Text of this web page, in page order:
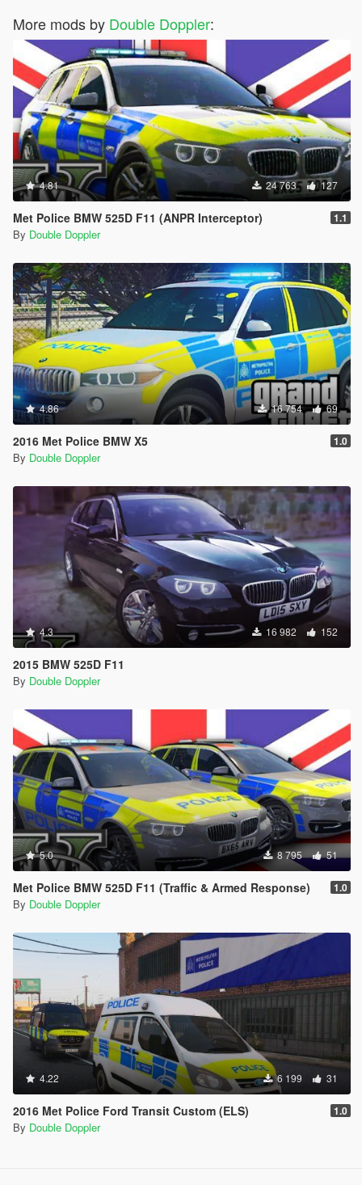
More mods by Double Doppler:
4.81 24 763 127
Met Police BMW 525D F11 (ANPR Interceptor) 1.1
By Double Doppler
4.86 16 754 69
2016 Met Police BMW X5 1.0
By Double Doppler
4.3 16 982 152
2015 BMW 525D F11
By Double Doppler
5.0 8 795 51
Met Police BMW 525D F11 (Traffic & Armed Response) 1.0
By Double Doppler
4.22 6 199 31
2016 Met Police Ford Transit Custom (ELS) 1.0
By Double Doppler